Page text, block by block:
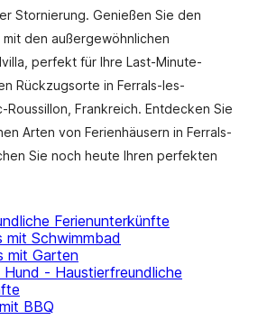
Stornierung. Genießen Sie den
den außergewöhnlichen
perfekt für Ihre Last-Minute-
Rückzugsorte in Ferrals-les-
Frankreich. Entdecken Sie
Arten von Ferienhäusern in Ferrals-
Sie noch heute Ihren perfekten
Ferienunterkünfte
mit Schwimmbad
mit Garten
- Haustierfreundliche
BBQ